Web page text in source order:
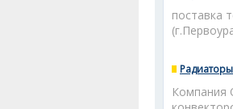
поставка
Компания